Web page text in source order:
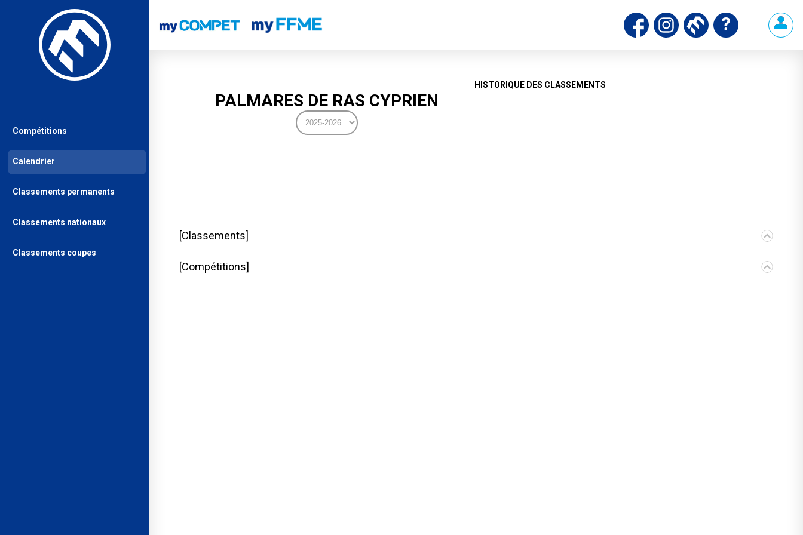
PALMARES DE RAS CYPRIEN
HISTORIQUE DES CLASSEMENTS
Classements
Compétitions
Compétitions
Calendrier
Classements permanents
Classements nationaux
Classements coupes